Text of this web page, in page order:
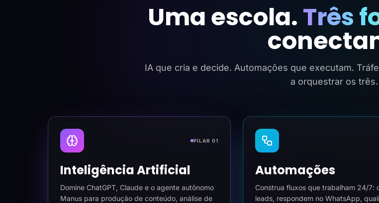
Uma escola.Três
IA que cria e decide. Automações que executam.
a orquestrar os três.
PILAR 01
Inteligência Artificial
Domine ChatGPT, Claude e o agente autônomo
Manus para produção de conteúdo, análise de
Automações
Construa fluxos que trabalham 24/7:
leads, respondem no WhatsApp,